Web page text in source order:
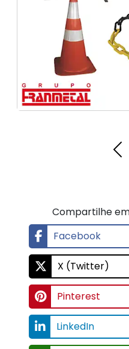
Compartilhe
Facebook
X (Twitter)
Pinterest
LinkedIn